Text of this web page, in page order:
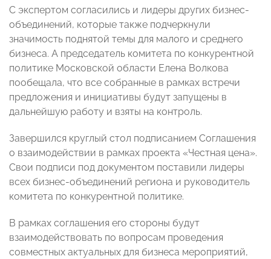
С экспертом согласились и лидеры других бизнес-
объединений, которые также подчеркнули
значимость поднятой темы для малого и среднего
бизнеса. А председатель комитета по конкурентной
политике Московской области Елена Волкова
пообещала, что все собранные в рамках встречи
предложения и инициативы будут запущены в
дальнейшую работу и взяты на контроль.
Завершился круглый стол подписанием Соглашения
о взаимодействии в рамках проекта «Честная цена».
Свои подписи под документом поставили лидеры
всех бизнес-объединений региона и руководитель
комитета по конкурентной политике.
В рамках соглашения его стороны будут
взаимодействовать по вопросам проведения
совместных актуальных для бизнеса мероприятий,